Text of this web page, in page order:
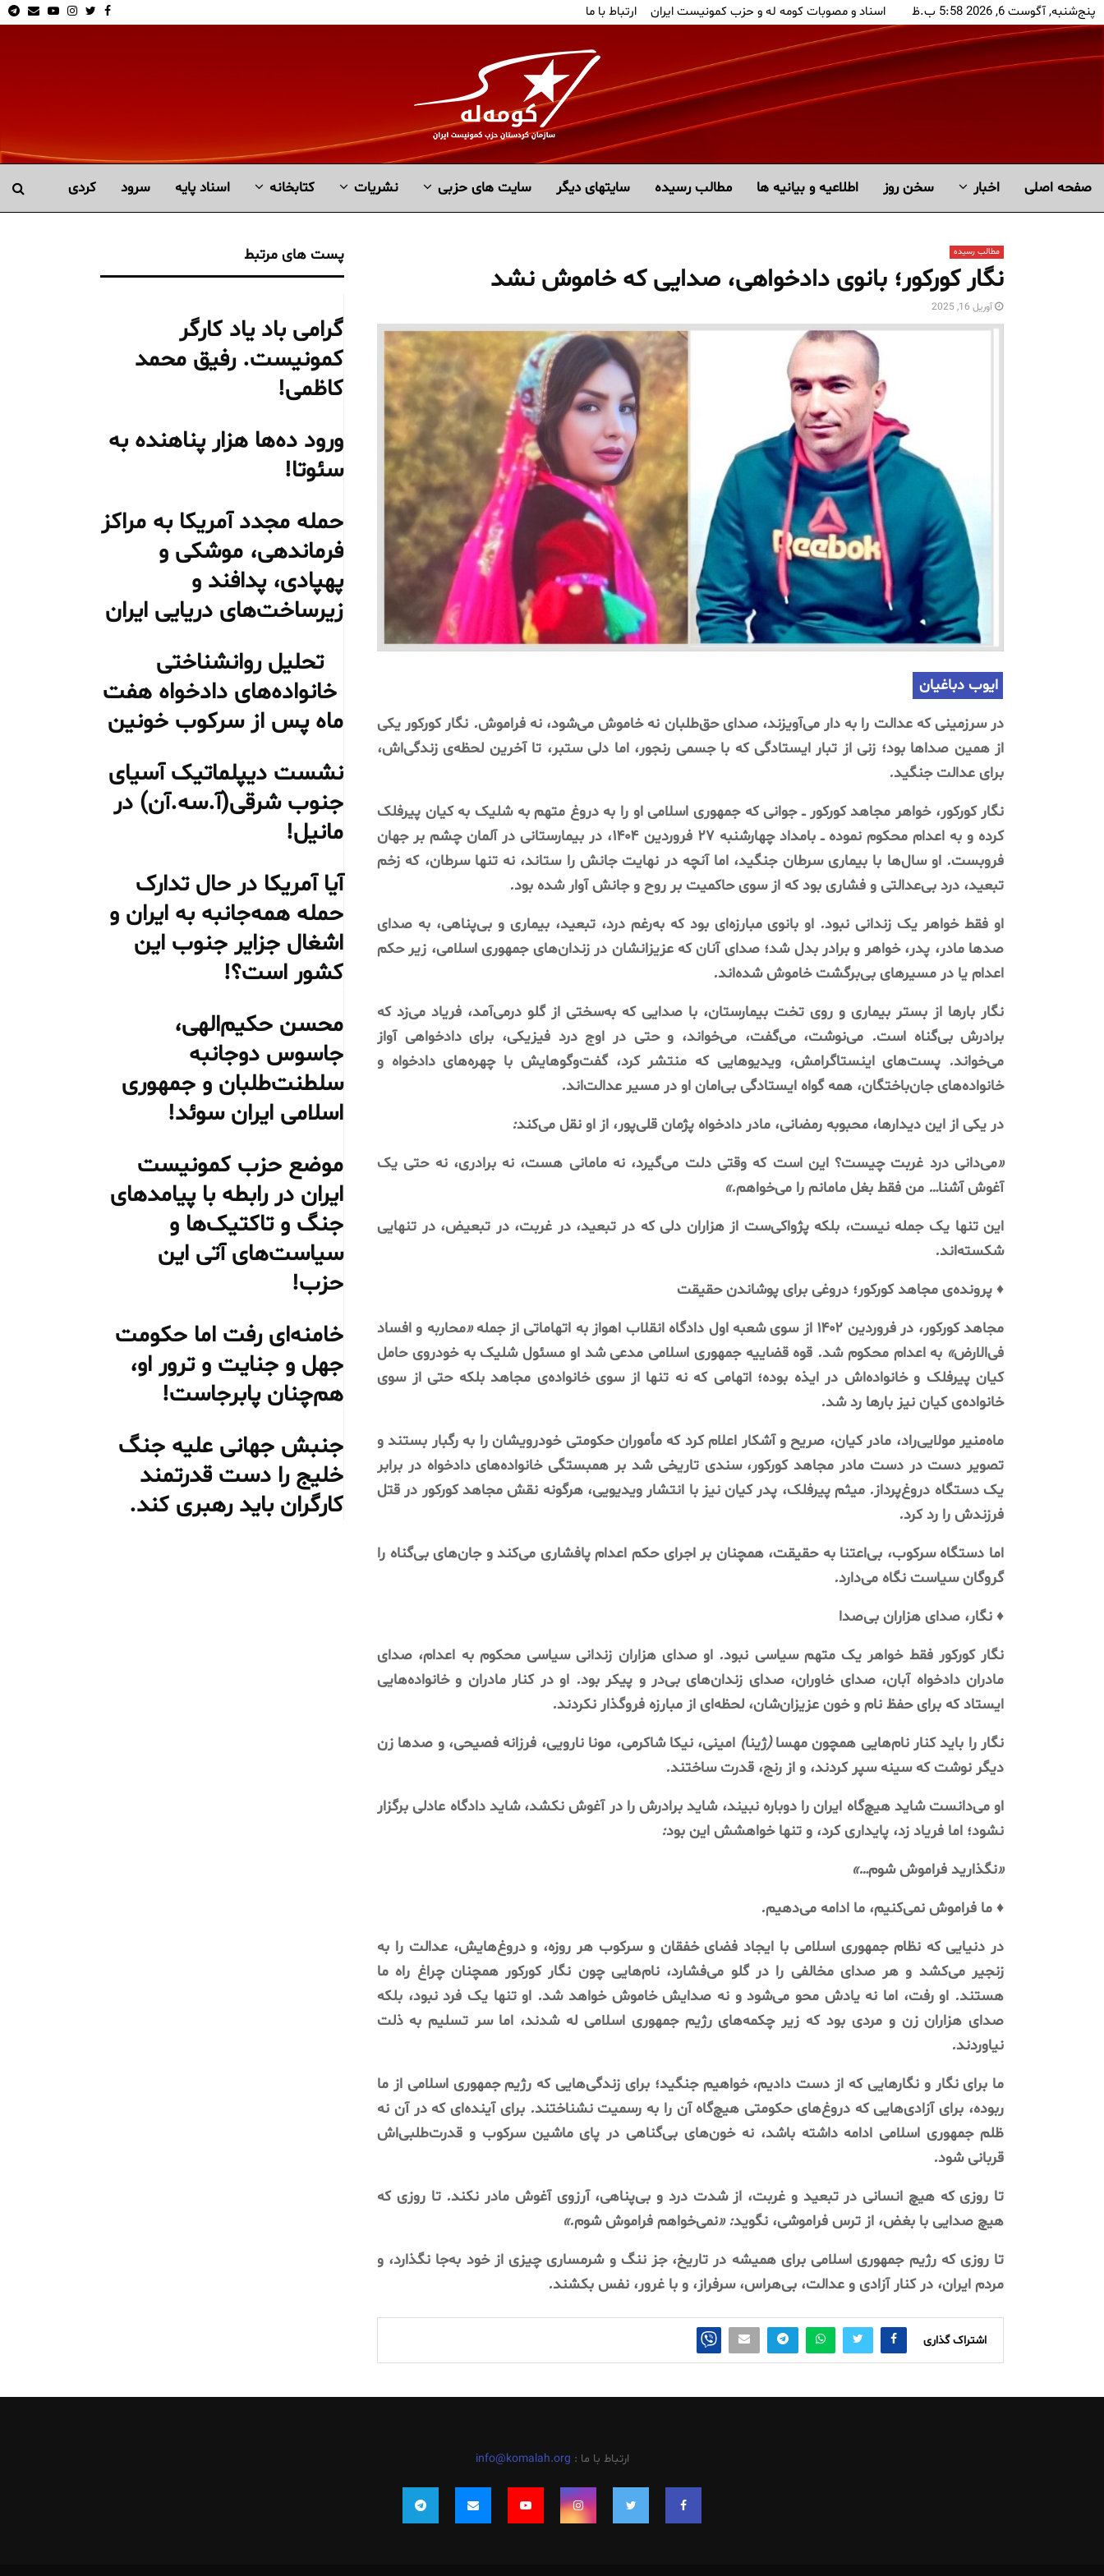
پنج‌شنبه, آگوست 6, 2026 5:58 ب.ظ اسناد و مصوبات کومه له و حزب کمونیست ایران ارتباط با ما Facebook
Twitter
Instagram
Youtube
Email
صفحه اصلی اخبار سخن روز اطلاعیه و بیانیه ها مطالب رسیده سايتهاى ديگر سایت های حزبی نشریات کتابخانە اسناد پایه سرود کردی
مطالب رسیده
نگار کورکور؛ بانوی دادخواهی، صدایی که خاموش نشد
آوریل 16, 2025
ایوب دباغیان
در سرزمینی که عدالت را به دار می‌آویزند، صدای حق‌طلبان نه خاموش می‌شود، نه فراموش. نگار کورکور یکی
از همین صداها بود؛ زنی از تبار ایستادگی که با جسمی رنجور، اما دلی ستبر، تا آخرین لحظه‌ی زندگی‌اش،
برای عدالت جنگید.
نگار کورکور، خواهر مجاهد کورکور ــ جوانی که جمهوری اسلامی او را به دروغ متهم به شلیک به کیان پیرفلک
کرده و به اعدام محکوم نموده ــ بامداد چهارشنبه ۲۷ فروردین ۱۴۰۴، در بیمارستانی در آلمان چشم بر جهان
فروبست.او سال‌ها با بیماری سرطان جنگید، اما آنچه در نهایت جانش را ستاند، نه تنها سرطان، که زخم
تبعید، درد بی‌عدالتی و فشاری بود که از سوی حاکمیت بر روح و جانش آوار شده بود.
او فقط خواهر یک زندانی نبود. او بانوی مبارزه‌ای بود که به‌رغم درد، تبعید، بیماری و بی‌پناهی، به صدای
صدها مادر، پدر، خواهر و برادر بدل شد؛ صدای آنان که عزیزانشان در زندان‌های جمهوری اسلامی، زیر حکم
اعدام یا در مسیرهای بی‌برگشت خاموش شده‌اند.
نگار بارها از بستر بیماری و روی تخت بیمارستان، با صدایی که به‌سختی از گلو درمی‌آمد، فریاد می‌زد که
برادرش بی‌گناه است. می‌نوشت، می‌گفت، می‌خواند، و حتی در اوج درد فیزیکی، برای دادخواهی آواز
می‌خواند. پست‌های اینستاگرامش، ویدیوهایی که منتشر کرد، گفت‌وگوهایش با چهره‌های دادخواه و
خانواده‌های جان‌باختگان، همه گواه ایستادگی بی‌امان او در مسیر عدالت‌اند.
در یکی از این دیدارها، محبوبه رمضانی، مادر دادخواه پژمان قلی‌پور، از او نقل می‌کند:
«می‌دانی درد غربت چیست؟ این است که وقتی دلت می‌گیرد، نه مامانی هست، نه برادری، نه حتی یک
آغوش آشنا… من فقط بغل مامانم را می‌خواهم.»
این تنها یک جمله نیست، بلکه پژواکی‌ست از هزاران دلی که در تبعید، در غربت، در تبعیض، در تنهایی
شکسته‌اند.
♦️ پرونده‌ی مجاهد کورکور؛ دروغی برای پوشاندن حقیقت
مجاهد کورکور، در فروردین ۱۴۰۲ از سوی شعبه اول دادگاه انقلاب اهواز به اتهاماتی از جمله«محاربه و افساد
فی‌الارض» به اعدام محکوم شد. قوه قضاییه جمهوری اسلامی مدعی شد او مسئول شلیک به خودروی حامل
کیان پیرفلک و خانواده‌اش در ایذه بوده؛ اتهامی که نه تنها از سوی خانواده‌ی مجاهد بلکه حتی از سوی
خانواده‌ی کیان نیز بارها رد شد.
ماه‌منیر مولایی‌راد، مادر کیان، صریح و آشکار اعلام کرد که مأموران حکومتی خودرویشان را به رگبار بستند و
تصویر دست در دست مادر مجاهد کورکور، سندی تاریخی شد بر همبستگی خانواده‌های دادخواه در برابر
یک دستگاه دروغ‌پرداز. میثم پیرفلک، پدر کیان نیز با انتشار ویدیویی، هرگونه نقش مجاهد کورکور در قتل
فرزندش را رد کرد.
اما دستگاه سرکوب، بی‌اعتنا به حقیقت، همچنان بر اجرای حکم اعدام پافشاری می‌کند و جان‌های بی‌گناه را
گروگان سیاست نگاه می‌دارد.
♦️ نگار، صدای هزاران بی‌صدا
نگار کورکور فقط خواهر یک متهم سیاسی نبود. او صدای هزاران زندانی سیاسی محکوم به اعدام، صدای
مادران دادخواه آبان، صدای خاوران، صدای زندان‌های بی‌در و پیکر بود. او در کنار مادران و خانواده‌هایی
ایستاد که برای حفظ نام و خون عزیزان‌شان، لحظه‌ای از مبارزه فروگذار نکردند.
نگار را باید کنار نام‌هایی همچون مهسا(ژینا) امینی، نیکا شاکرمی، مونا نارویی، فرزانه فصیحی، و صدها زن
دیگر نوشت که سینه سپر کردند، و از رنج، قدرت ساختند.
او می‌دانست شاید هیچ‌گاه ایران را دوباره نبیند، شاید برادرش را در آغوش نکشد، شاید دادگاه عادلی برگزار
نشود؛ اما فریاد زد، پایداری کرد، و تنها خواهشش این بود:
«نگذارید فراموش شوم…»
♦️ ما فراموش نمی‌کنیم، ما ادامه می‌دهیم.
در دنیایی که نظام جمهوری اسلامی با ایجاد فضای خفقان و سرکوب هر روزه، و دروغ‌هایش، عدالت را به
زنجیر می‌کشد و هر صدای مخالفی را در گلو می‌فشارد، نام‌هایی چون نگار کورکور همچنان چراغ راه ما
هستند. او رفت، اما نه یادش محو می‌شود و نه صدایش خاموش خواهد شد. او تنها یک فرد نبود، بلکه
صدای هزاران زن و مردی بود که زیر چکمه‌های رژیم جمهوری اسلامی له شدند، اما سر تسلیم به ذلت
نیاوردند.
ما برای نگار و نگارهایی که از دست دادیم، خواهیم جنگید؛ برای زندگی‌هایی که رژیم جمهوری اسلامی از ما
ربوده، برای آزادی‌هایی که دروغ‌های حکومتی هیچ‌گاه آن را به رسمیت نشناختند.برای آینده‌ای که در آن نه
ظلم جمهوری اسلامی ادامه داشته باشد، نه خون‌های بی‌گناهی در پای ماشین سرکوب و قدرت‌طلبی‌اش
قربانی شود.
تا روزی که هیچ انسانی در تبعید و غربت، از شدت درد و بی‌پناهی، آرزوی آغوش مادر نکند.تا روزی که
هیچ صدایی با بغض، از ترس فراموشی، نگوید: «نمی‌خواهم فراموش شوم.»
تا روزی که رژیم جمهوری اسلامی برای همیشه در تاریخ، جز ننگ و شرمساری چیزی از خود به‌جا نگذارد، و
مردم ایران، در کنار آزادی و عدالت، بی‌هراس، سرفراز، و با غرور، نفس بکشند.
اشتراک گذاری
پست های مرتبط
گرامی باد یاد کارگر
کمونیست. رفیق محمد
کاظمی!
ورود ده‌ها هزار پناهنده به
سئوتا!
حمله مجدد آمریکا به مراکز
فرماندهی، موشکی و
پهپادی، پدافند و
زیرساخت‌های دریایی ایران
تحلیل روانشناختی
خانواده‌های دادخواه هفت
ماه پس از سرکوب خونین
نشست دیپلماتیک آسیای
جنوب شرقی‌(آ.سه.آن) در
مانیل!
آیا آمریکا در حال تدارک
حمله همه‌جانبه به ایران و
اشغال جزایر جنوب این
کشور است؟!
محسن حکیم‌الهی،
جاسوس دوجانبه
سلطنت‌طلبان و جمهوری
اسلامی ایران سوئد!
موضع حزب کمونیست
ایران در رابطه با پیامدهای
جنگ و تاکتیک‌ها و
سیاست‌های آتی این
حزب!
خامنه‌ای رفت اما حکومت
جهل و جنایت و ترور او،
هم‌چنان پابرجاست!
جنبش جهانی علیه جنگ
خلیج را دست قدرتمند
کارگران باید رهبری کند.
ارتباط با ما : info@komalah.org